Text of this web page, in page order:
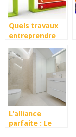
Quels travaux
entreprendre
factures
d’energies ?
L’alliance
parfaite : Le